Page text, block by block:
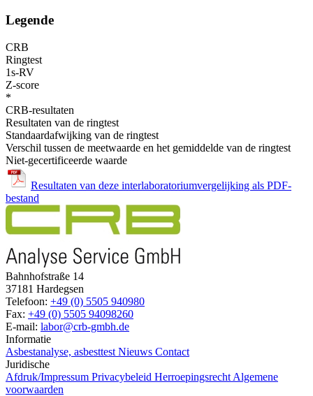
Legende
CRB
Ringtest
1s-RV
Z-score
*
CRB-resultaten
Resultaten van de ringtest
Standaardafwijking van de ringtest
Verschil tussen de meetwaarde en het gemiddelde van de ringtest
Niet-gecertificeerde waarde
Resultaten van deze interlaboratoriumvergelijking als PDF-
bestand
Bahnhofstraße 14
37181 Hardegsen
Telefoon: +49 (0) 5505 940980
Fax: +49 (0) 5505 94098260
E-mail: labor@crb-gmbh.de
Informatie
Asbestanalyse, asbesttest Nieuws Contact
Juridische
Afdruk/Impressum Privacybeleid Herroepingsrecht Algemene
voorwaarden